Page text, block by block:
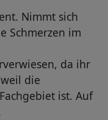
Nimmt sich
Schmerzen im
da ihr
die
ist. Auf